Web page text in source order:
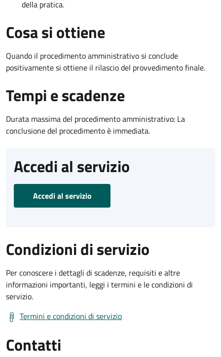
della pratica.
Cosa si ottiene
Quando il procedimento amministrativo si conclude
positivamente si ottiene il rilascio del provvedimento finale.
Tempi e scadenze
Durata massima del procedimento amministrativo: La
conclusione del procedimento è immediata.
Accedi al servizio
Accedi al servizio
Condizioni di servizio
Per conoscere i dettagli di scadenze, requisiti e altre
informazioni importanti, leggi i termini e le condizioni di
servizio.
Termini e condizioni di servizio
Contatti